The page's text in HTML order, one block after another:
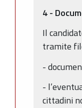
4 -
Il
tramite
-
-
cittadini